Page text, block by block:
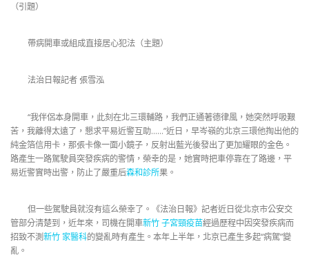
（引題）
帶病開車或組成直接居心犯法（主題）
法治日報記者 張雪泓
“我伴侶本身開車，此刻在北三環輔路，我們正通著德律風，她突然呼吸艱
苦，我離得太遠了，懇求平易近警互助……”近日，早岑嶺的北京三環他掏出他的
純金箔信用卡，那張卡像一面小鏡子，反射出藍光後發出了更加耀眼的金色。
路產生一路駕駛員突發疾病的警情，榮幸的是，她實時把車停靠在了路邊，平
易近警實時出警，防止了嚴重后森和診所果。
但一些駕駛員就沒有這么榮幸了。《法治日報》記者近日從北京市公安交
管部分清楚到，近年來，司機在開車新竹 子宮頸疫苗經過歷程中因突發疾病而
招致不測新竹 家醫科的變亂時有產生。本年上半年，北京已產生多起“病駕”變
亂。